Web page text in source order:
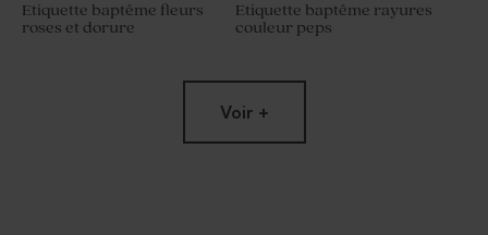
Etiquette baptême fleurs
roses et dorure
Etiquette baptême rayures
couleur peps
Voir +